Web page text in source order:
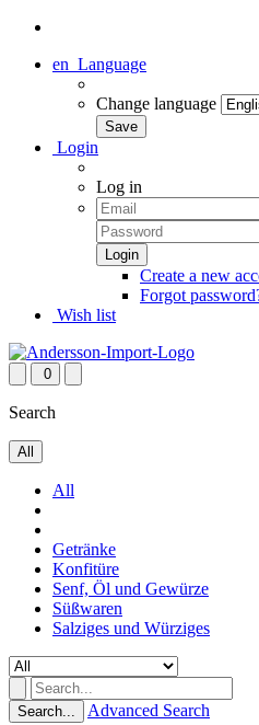
en Language
Change language
Login
Log in
Create a new
Forgot
Wish list
0
Search
All
All
Getränke
Konfitüre
Senf, Öl und Gewürze
Süßwaren
Salziges und Würziges
Search... Advanced Search